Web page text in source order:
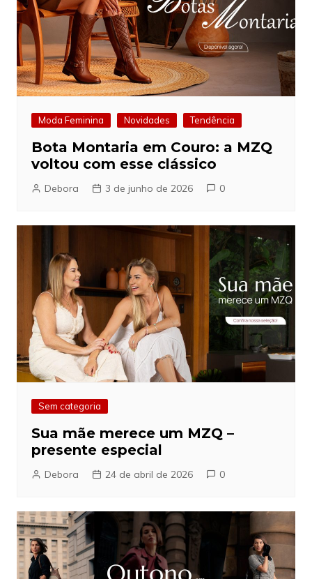
Moda Feminina Novidades Tendência
Bota Montaria em Couro: a MZQ
voltou com esse clássico
Debora 3 de junho de 2026 0
Sem categoria
Sua mãe merece um MZQ –
presente especial
Debora 24 de abril de 2026 0